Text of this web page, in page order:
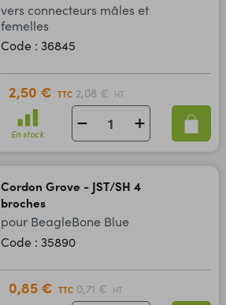
vers connecteurs mâles et
femelles
Code : 36845
2,50 € TTC 2,08 € HT
En stock
Cordon Grove - JST/SH 4
broches
pour BeagleBone Blue
Code : 35890
0,85 € TTC 0,71 € HT